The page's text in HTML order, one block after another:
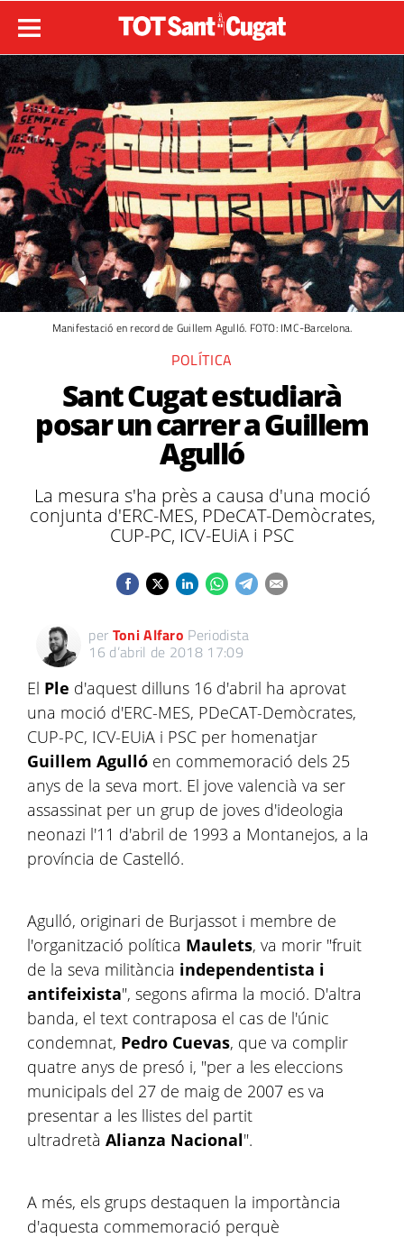
Manifestació en record de Guillem Agulló. FOTO: IMC-Barcelona.
POLÍTICA
Sant Cugat estudiarà
posar un carrer a Guillem
Agulló
La mesura s'ha près a causa d'una moció
conjunta d'ERC-MES, PDeCAT-Demòcrates,
CUP-PC, ICV-EUiA i PSC
per Toni Alfaro Periodista
16 d’abril de 2018 17:09
El Ple d'aquest dilluns 16 d'abril ha aprovat
una moció d'ERC-MES, PDeCAT-Demòcrates,
CUP-PC, ICV-EUiA i PSC per homenatjar
Guillem Agulló en commemoració dels 25
anys de la seva mort. El jove valencià va ser
assassinat per un grup de joves d'ideologia
neonazi l'11 d'abril de 1993 a Montanejos, a la
província de Castelló.
Agulló, originari de Burjassot i membre de
l'organització política Maulets, va morir "fruit
de la seva militància independentista i
antifeixista", segons afirma la moció. D'altra
banda, el text contraposa el cas de l'únic
condemnat, Pedro Cuevas, que va complir
quatre anys de presó i, "per a les eleccions
municipals del 27 de maig de 2007 es va
presentar a les llistes del partit
ultradretà Alianza Nacional".
A més, els grups destaquen la importància
d'aquesta commemoració perquè